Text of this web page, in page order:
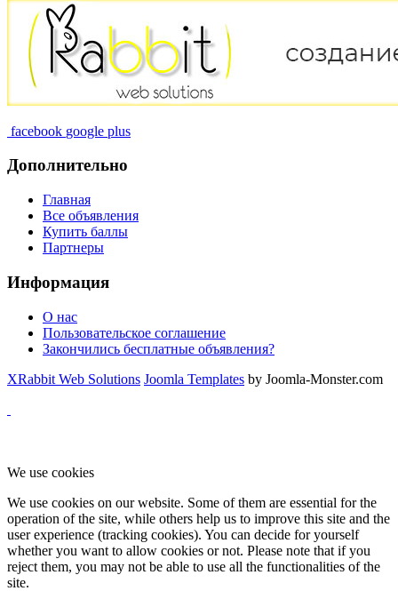
facebook google plus
Дополнительно
Главная
Все объявления
Купить баллы
Партнеры
Информация
О нас
Пользовательское соглашение
Закончились бесплатные объявления?
XRabbit Web Solutions Joomla Templates by Joomla-Monster.com
We use cookies
We use cookies on our website. Some of them are essential for the
operation of the site, while others help us to improve this site and the
user experience (tracking cookies). You can decide for yourself
whether you want to allow cookies or not. Please note that if you
reject them, you may not be able to use all the functionalities of the
site.